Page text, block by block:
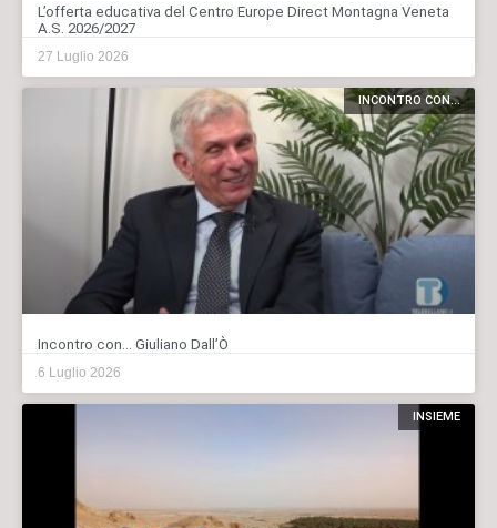
L’offerta educativa del Centro Europe Direct Montagna Veneta
A.S. 2026/2027
27 Luglio 2026
INCONTRO CON...
Incontro con… Giuliano Dall’Ò
6 Luglio 2026
INSIEME